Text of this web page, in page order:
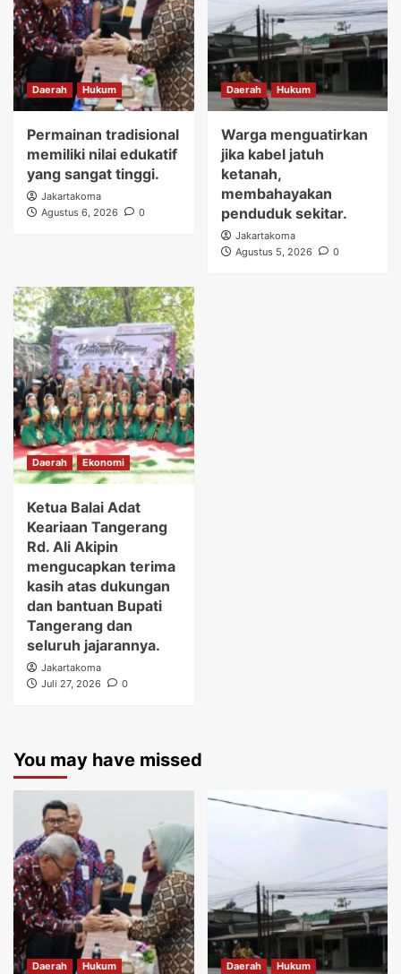
Daerah Hukum
Permainan tradisional
memiliki nilai edukatif
yang sangat tinggi.
Jakartakoma
Agustus 6, 2026
0
Daerah Hukum
Warga menguatirkan
jika kabel jatuh
ketanah,
membahayakan
penduduk sekitar.
Jakartakoma
Agustus 5, 2026
0
Daerah Ekonomi
Ketua Balai Adat
Keariaan Tangerang
Rd. Ali Akipin
mengucapkan terima
kasih atas dukungan
dan bantuan Bupati
Tangerang dan
seluruh jajarannya.
Jakartakoma
Juli 27, 2026
0
You may have missed
Daerah Hukum Daerah Hukum